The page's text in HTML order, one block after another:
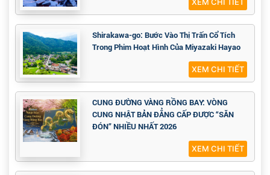
Shirakawa-go: Bước Vào Thị Trấn Cổ Tích
Trong Phim Hoạt Hình Của Miyazaki Hayao
XEM CHI TIẾT
CUNG ĐƯỜNG VÀNG RỒNG BAY: VÒNG
CUNG NHẬT BẢN ĐẲNG CẤP ĐƯỢC “SĂN
ĐÓN” NHIỀU NHẤT 2026
XEM CHI TIẾT